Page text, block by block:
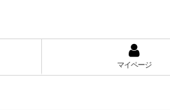
マイページ